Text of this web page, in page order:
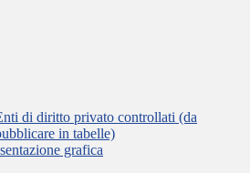
di diritto privato controllati (da
in tabelle)
grafica